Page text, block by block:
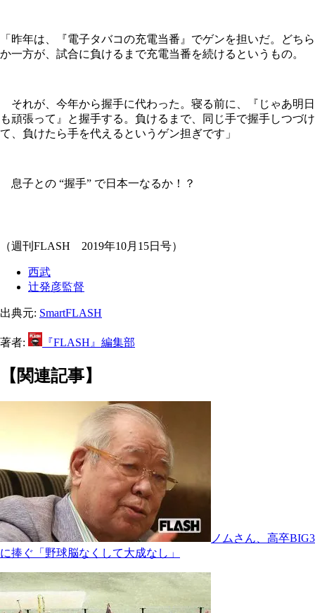
「昨年は、『電子タバコの充電当番』でゲンを担いだ。どちら
か一方が、試合に負けるまで充電当番を続けるというもの。
それが、今年から握手に代わった。寝る前に、『じゃあ明日
も頑張って』と握手する。負けるまで、同じ手で握手しつづけ
て、負けたら手を代えるというゲン担ぎです」
息子との “握手” で日本一なるか！？
（週刊FLASH 2019年10月15日号）
西武
辻発彦監督
出典元: SmartFLASH
著者: 『FLASH』編集部
【関連記事】
ノムさん、高卒BIG3
に捧ぐ「野球脳なくして大成なし」